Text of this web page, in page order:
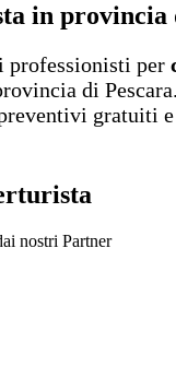
in provincia
per
di Pescara.
gratuiti
nostri Partner